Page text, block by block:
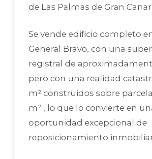
de Las Palmas de Gran
Se vende edificio completo
General Bravo, con una
registral de
pero con una realidad
m² construidos sobre
m² , lo que lo convierte en
oportunidad excepcional de
reposicionamiento